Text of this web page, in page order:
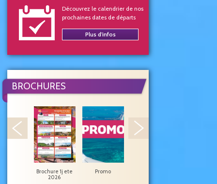
Découvrez le calendrier de nos
prochaines dates de départs
Plus d'infos
BROCHURES
Brochure 1j ete
2026
Promo